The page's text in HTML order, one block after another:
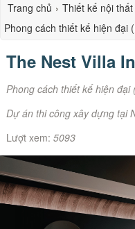
Trang chủ › Thiết kế nội thất
Phong cách thiết kế hiện đại
The Nest Villa
Phong cách thiết kế hiện đại
Dự án thi công xây dựng tại
Lượt xem: 5093